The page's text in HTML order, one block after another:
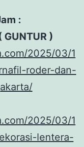
:
)
2025/03/1
roder-dan-
2025/03/1
lentera-